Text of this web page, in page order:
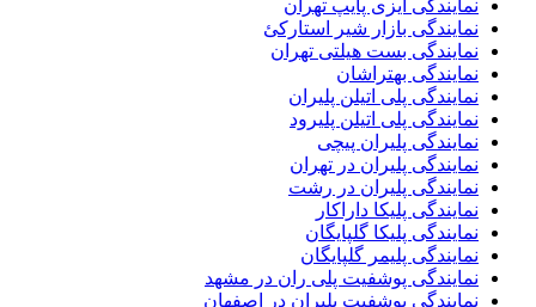
نمایندگی ایزی پایپ تهران
نمایندگی بازار شیر استارکئ
نمایندگی بست هیلتی تهران
نمایندگی بهتراشان
نمایندگی پلی اتیلن پلیران
نمایندگی پلی اتیلن پلیرود
نمایندگی پلیران پیچی
نمایندگی پلیران در تهران
نمایندگی پلیران در رشت
نمایندگی پلیکا داراکار
نمایندگی پلیکا گلپایگان
نمایندگی پلیمر گلپایگان
نمایندگی پوشفیت پلی ران در مشهد
نمایندگی پوشفیت پلیران در اصفهان